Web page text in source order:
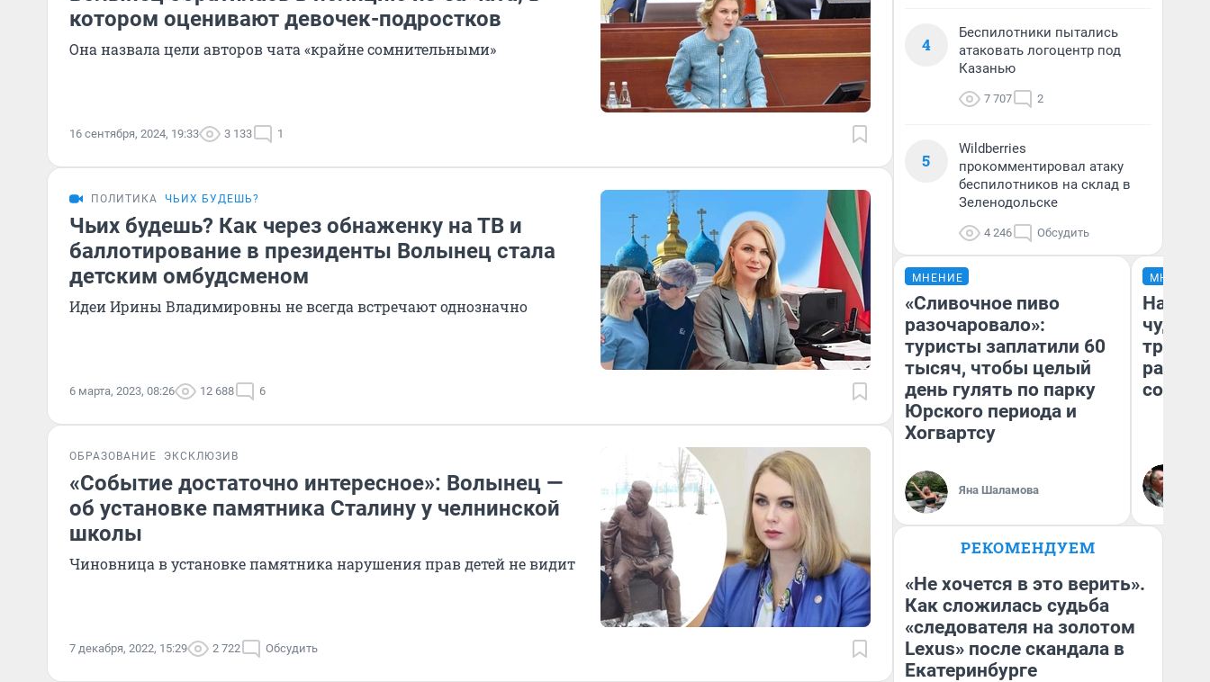
котором оценивают девочек-подростков
Она назвала цели авторов чата «крайне сомнительными»
16 сентября, 2024, 19:33 3 133 1
ПОЛИТИКА ЧЬИХ БУДЕШЬ?
Чьих будешь? Как через обнаженку на ТВ и
баллотирование в президенты Волынец стала
детским омбудсменом
Идеи Ирины Владимировны не всегда встречают однозначно
6 марта, 2023, 08:26 12 688 6
ОБРАЗОВАНИЕ ЭКСКЛЮЗИВ
«Событие достаточно интересное»: Волынец —
об установке памятника Сталину у челнинской
школы
Чиновница в установке памятника нарушения прав детей не видит
7 декабря, 2022, 15:29 2 722 Обсудить
4
Беспилотники пытались
атаковать логоцентр под
Казанью
7 707 2
5
Wildberries
прокомментировал атаку
беспилотников на склад в
Зеленодольске
4 246 Обсудить
МНЕНИЕ
«Сливочное пиво
разочаровало»:
туристы заплатили 60
тысяч, чтобы целый
день гулять по парку
Юрского периода и
Хогвартсу
Яна Шаламова
МНЕНИЕ
чудом
РЕКОМЕНДУЕМ
«Не хочется в это верить».
Как сложилась судьба
«следователя на золотом
Lexus» после скандала в
Екатеринбурге